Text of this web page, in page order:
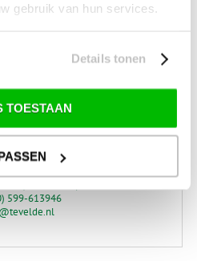
gebruik van hun services.
Details tonen
TOESTAAN
Pakketdienst tot 10 kg)*
bijzondere (buitenland) bestemmingen kunnen
bedrijf gevestigd?
599-613946